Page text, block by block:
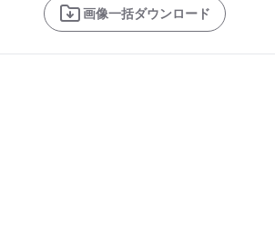
画像一括ダウンロード